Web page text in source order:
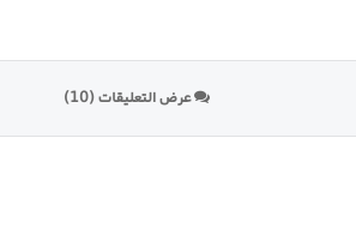
عرض التعليقات (10)